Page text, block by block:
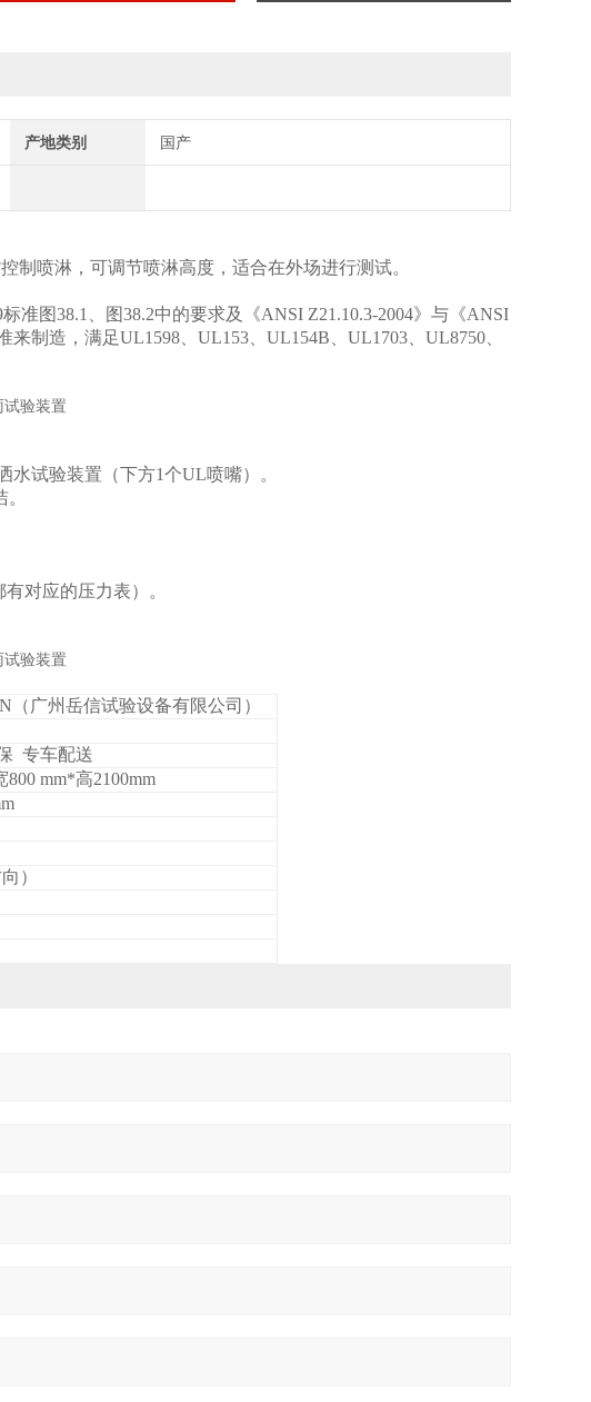
产地类别 国产
制喷淋，可调节喷淋高度，适合在外场进行测试。
标准图38.1 、图38.2中的要求及《ANSI Z21.10.3-2004》与《ANSI
来制造，满足UL1598 UL153 UL154B UL1703 UL8750
试验装置（下方1个UL喷嘴）。
。
对应的压力表）。
（广州岳信试验设备有限公司）
专车配送
800 mm*高2100mm
）